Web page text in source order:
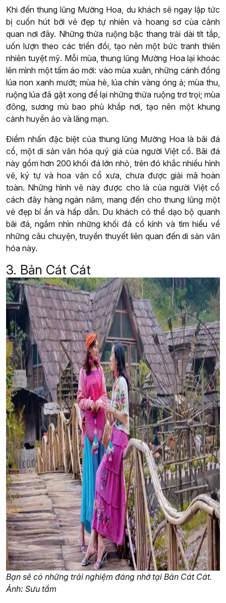
Khi đến thung lũng Mường Hoa, du khách sẽ ngay lập tức
bị cuốn hút bởi vẻ đẹp tự nhiên và hoang sơ của cảnh
quan nơi đây. Những thửa ruộng bậc thang trải dài tít tắp,
uốn lượn theo các triền đồi, tạo nên một bức tranh thiên
nhiên tuyệt mỹ. Mỗi mùa, thung lũng Mường Hoa lại khoác
lên mình một tấm áo mới: vào mùa xuân, những cánh đồng
lúa non xanh mướt; mùa hè, lúa chín vàng óng ả; mùa thu,
ruộng lúa đã gặt xong để lại những thửa ruộng trơ trọi; mùa
đông, sương mù bao phủ khắp nơi, tạo nên một khung
cảnh huyền ảo và lãng mạn.
Điểm nhấn đặc biệt của thung lũng Mường Hoa là bãi đá
cổ, một di sản văn hóa quý giá của người Việt cổ. Bãi đá
này gồm hơn 200 khối đá lớn nhỏ, trên đó khắc nhiều hình
vẽ, ký tự và hoa văn cổ xưa, chưa được giải mã hoàn
toàn. Những hình vẽ này được cho là của người Việt cổ
cách đây hàng ngàn năm, mang đến cho thung lũng một
vẻ đẹp bí ẩn và hấp dẫn. Du khách có thể dạo bộ quanh
bãi đá, ngắm nhìn những khối đá cổ kính và tìm hiểu về
những câu chuyện, truyền thuyết liên quan đến di sản văn
hóa này.
3. Bản Cát Cát
Bạn sẽ có những trải nghiệm đáng nhớ tại Bản Cát Cát.
Ảnh: Sưu tầm